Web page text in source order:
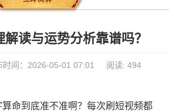
读与运势分析靠谱吗？
时间：2026-05-01 07:01 阅读: 494
命到底准不准啊？每次刷短视频都